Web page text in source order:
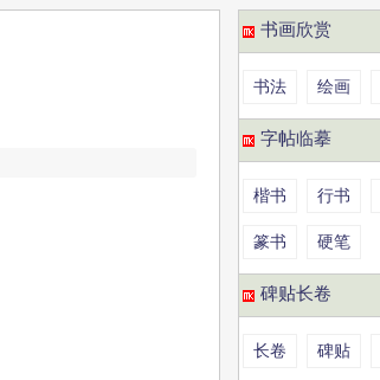
书画欣赏
书法 绘画
字帖临摹
楷书 行书
篆书 硬笔
碑贴长卷
长卷 碑贴